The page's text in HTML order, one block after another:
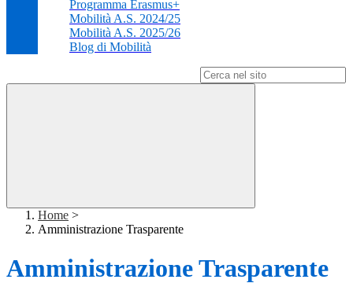
Programma Erasmus+
Mobilità A.S. 2024/25
Mobilità A.S. 2025/26
Blog di Mobilità
Home >
Amministrazione Trasparente
Amministrazione Trasparente